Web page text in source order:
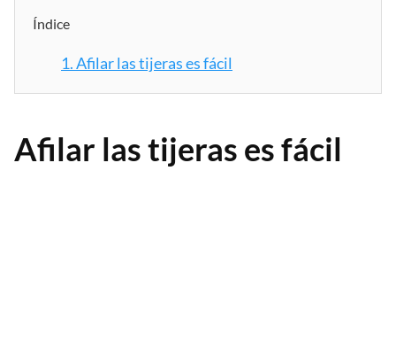
Índice
1.Afilar las tijeras es fácil
Afilar las tijeras es fácil